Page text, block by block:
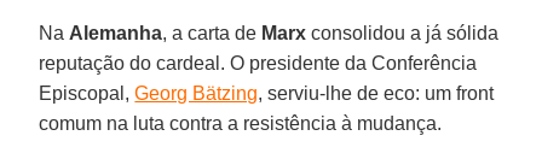
Na Alemanha, a carta de Marx consolidou a já sólida
reputação do cardeal. O presidente da Conferência
Episcopal,Georg Bätzing, serviu-lhe de eco: um front
comum na luta contra a resistência à mudança.